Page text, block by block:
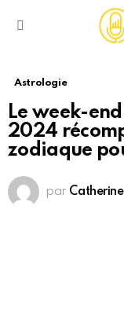
Astrologie
Le week-
2024
zodiaque
par Catherine